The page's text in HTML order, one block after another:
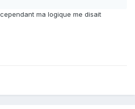
ma logique me disait